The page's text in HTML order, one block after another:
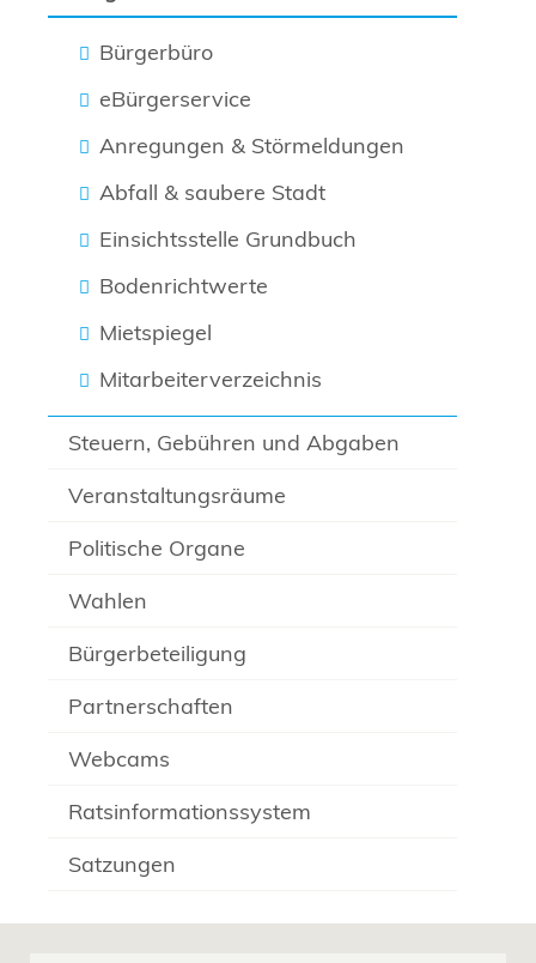
Bürgerbüro
eBürgerservice
Anregungen & Störmeldungen
Abfall & saubere Stadt
Einsichtsstelle Grundbuch
Bodenrichtwerte
Mietspiegel
Mitarbeiterverzeichnis
Steuern, Gebühren und Abgaben
Veranstaltungsräume
Politische Organe
Wahlen
Bürgerbeteiligung
Partnerschaften
Webcams
Ratsinformationssystem
Satzungen